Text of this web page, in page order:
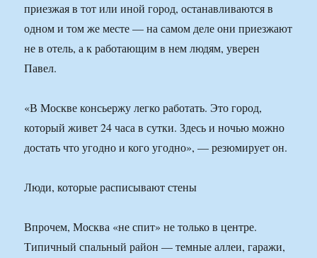
приезжая в тот или иной город, останавливаются в
одном и том же месте — на самом деле они приезжают
не в отель, а к работающим в нем людям, уверен
Павел.
«В Москве консьержу легко работать. Это город,
который живет 24 часа в сутки. Здесь и ночью можно
достать что угодно и кого угодно», — резюмирует он.
Люди, которые расписывают стены
Впрочем, Москва «не спит» не только в центре.
Типичный спальный район — темные аллеи, гаражи,